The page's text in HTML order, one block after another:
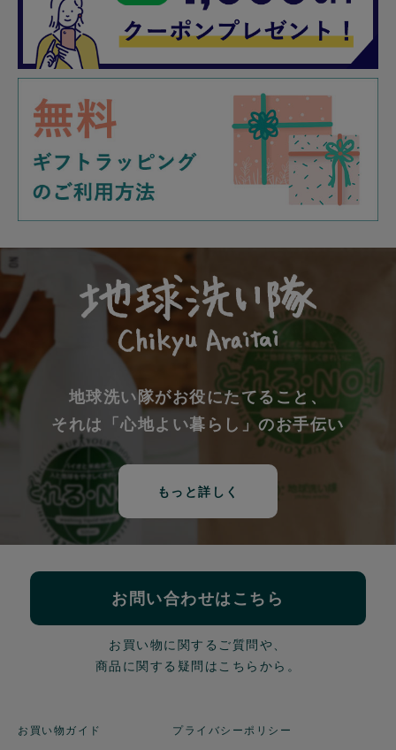
地球洗い隊がお役にたてること、
それは「心地よい暮らし」のお手伝い
もっと詳しく
お問い合わせはこちら
お買い物に関するご質問や、
商品に関する疑問はこちらから。
お買い物ガイド プライバシーポリシー